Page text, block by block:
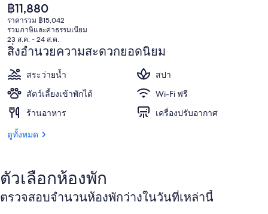
ราคา
ปัจจุบัน
฿11,880
฿11,880
ราคารวม ฿15,042
รวมภาษีและค่าธรรมเนียม
23 ส.ค. - 24 ส.ค.
สิ่งอำนวยความสะดวกยอดนิยม
สระว่ายน้ำ
สปา
สัตว์เลี้ยงเข้าพักได้
Wi-Fi ฟรี
ร้านอาหาร
เครื่องปรับอากาศ
ดูทั้งหมด
ตัวเลือกห้องพัก
ตรวจสอบจำนวนห้องพักว่างในวันที่เหล่านี้